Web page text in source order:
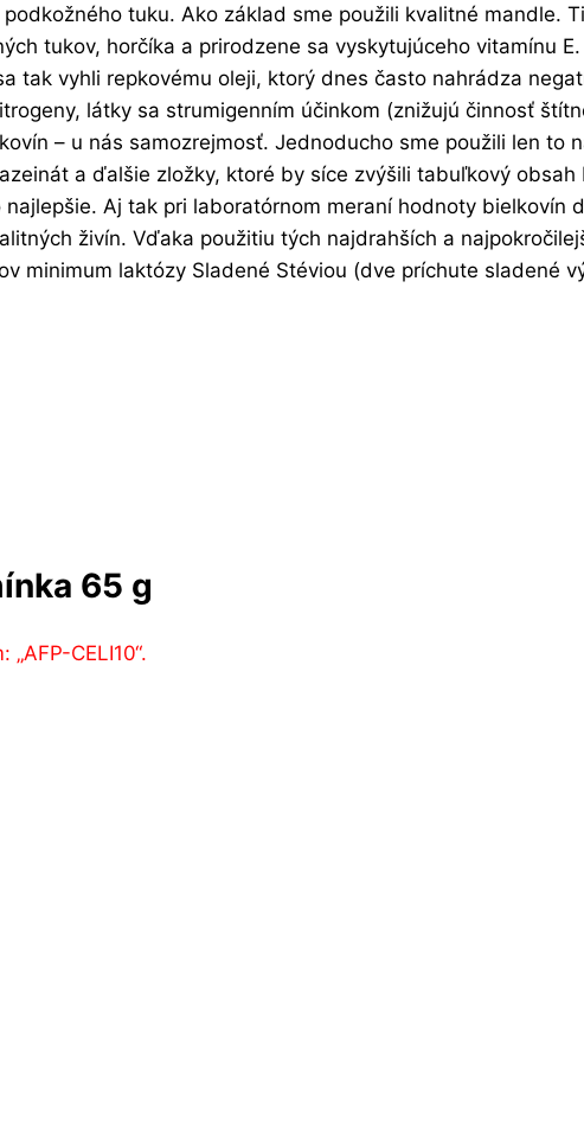
tuku. Ako základ sme použili kvalitné mandle.
tukov, horčíka a prirodzene sa vyskytujúceho vitamínu
tak vyhli repkovému oleji, ktorý dnes často nahrádza
látky sa strumigenním účinkom (znižujú činnosť
– u nás samozrejmosť. Jednoducho sme použili len to
a ďalšie zložky, ktoré by síce zvýšili tabuľkový
Aj tak pri laboratórnom meraní hodnoty bielkovín
živín. Vďaka použitiu tých najdrahších a
minimum laktózy Sladené Stéviou (dve príchute sladené
65 g
CELI10“.